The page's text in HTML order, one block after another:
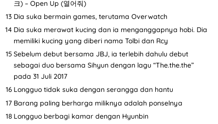
크) – Open Up (열어줘)
Dia suka bermain games, terutama Overwatch
Dia suka merawat kucing dan ia menganggapnya hobi. Dia
memiliki kucing yang diberi nama Tolbi dan Rcy
Sebelum debut bersama JBJ, ia terlebih dahulu debut
sebagai duo bersama Sihyun dengan lagu “The.the.the”
pada 31 Juli 2017
Longguo tidak suka dengan serangga dan hantu
Barang paling berharga miliknya adalah ponselnya
Longguo berbagi kamar dengan Hyunbin